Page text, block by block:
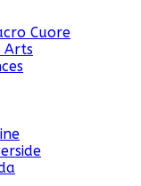
Cuore
Arts